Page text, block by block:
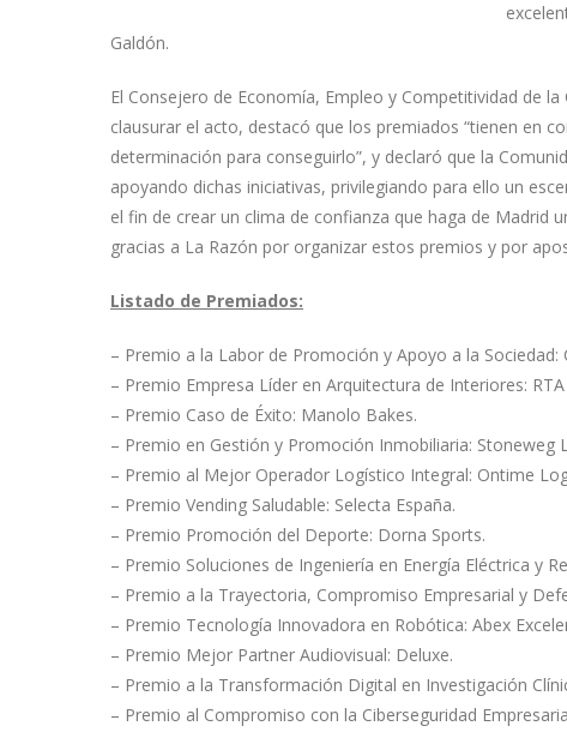
Galdón.
El Consejero de Economía, Empleo y Competitividad de
clausurar el acto, destacó que los premiados “tienen en
determinación para conseguirlo”, y declaró que la
apoyando dichas iniciativas, privilegiando para ello un
el fin de crear un clima de confianza que haga de Madrid
gracias a La Razón por organizar estos premios y por
Listado de Premiados:
– Premio a la Labor de Promoción y Apoyo a la
– Premio Empresa Líder en Arquitectura de Interiores:
– Premio Caso de Éxito: Manolo Bakes.
– Premio en Gestión y Promoción Inmobiliaria: Stoneweg
– Premio al Mejor Operador Logístico Integral: Ontime
– Premio Vending Saludable: Selecta España.
– Premio Promoción del Deporte: Dorna Sports.
– Premio Soluciones de Ingeniería en Energía Eléctrica y
– Premio a la Trayectoria, Compromiso Empresarial y
– Premio Tecnología Innovadora en Robótica: Abex
– Premio Mejor Partner Audiovisual: Deluxe.
– Premio a la Transformación Digital en Investigación
– Premio al Compromiso con la Ciberseguridad